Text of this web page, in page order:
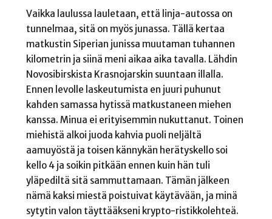
Vaikka laulussa lauletaan, että linja-autossa on
tunnelmaa, sitä on myös junassa. Tällä kertaa
matkustin Siperian junissa muutaman tuhannen
kilometrin ja siinä meni aikaa aika tavalla. Lähdin
Novosibirskista Krasnojarskin suuntaan illalla.
Ennen levolle laskeutumista en juuri puhunut
kahden samassa hytissä matkustaneen miehen
kanssa. Minua ei erityisemmin nukuttanut. Toinen
miehistä alkoi juoda kahvia puoli neljältä
aamuyöstä ja toisen kännykän herätyskello soi
kello 4 ja soikin pitkään ennen kuin hän tuli
yläpediltä sitä sammuttamaan. Tämän jälkeen
nämä kaksi miestä poistuivat käytävään, ja minä
sytytin valon täyttääkseni krypto-ristikkolehteä.